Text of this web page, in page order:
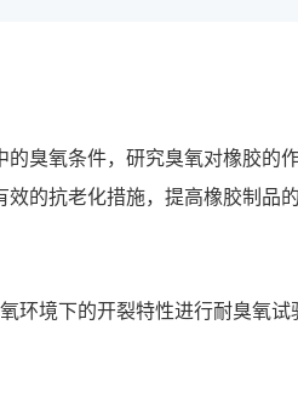
臭氧条件，研究臭氧对橡胶的作
的抗老化措施，提高橡胶制品
环境下的开裂特性进行耐臭氧试